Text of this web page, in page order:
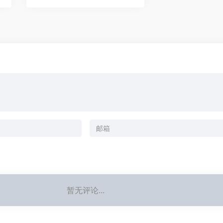
暂无评论...